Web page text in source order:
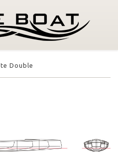
Double